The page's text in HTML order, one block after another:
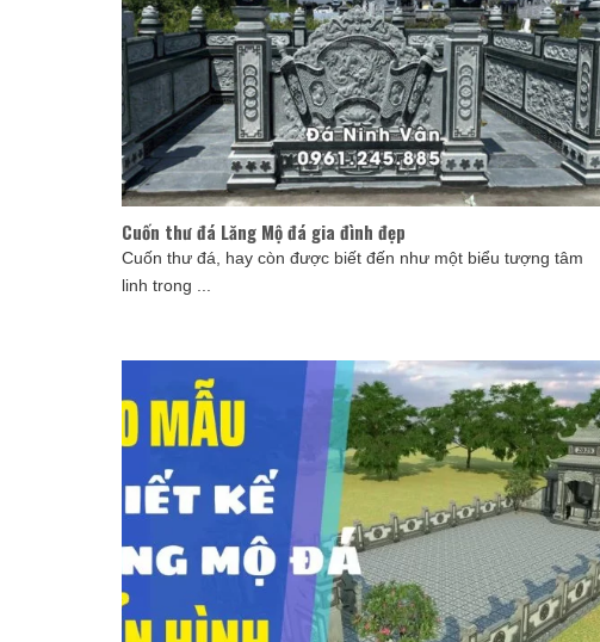
Cuốn thư đá Lăng Mộ đá gia đình đẹp
Cuốn thư đá, hay còn được biết đến như một biểu tượng tâm
linh trong ...